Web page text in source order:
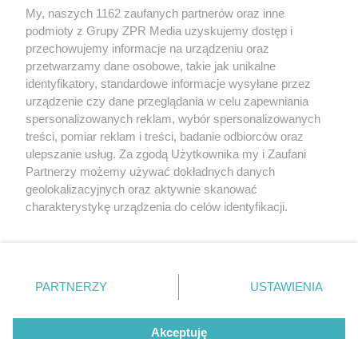
Żaden utwór zamieszczony w serwisie nie może być powielany i
rozpowszechniany lub dalej rozpowszechniany w jakikolwiek sposób
(w tym także elektroniczny lub mechaniczny) na jakimkolwiek polu
eksploatacji w jakiejkolwiek formie, włącznie z umieszczaniem w
Internecie bez pisemnej zgody właściciela praw. Jakiekolwiek użycie
lub wykorzystanie utworów w całości lub w części z naruszeniem
prawa, tzn. bez właściwej zgody, jest zabronione pod groźbą kary i
może być ścigane prawnie.
O nas
My, naszych 1162 zaufanych partnerów oraz inne
podmioty z Grupy ZPR Media uzyskujemy dostęp i
przechowujemy informacje na urządzeniu oraz
przetwarzamy dane osobowe, takie jak unikalne
identyfikatory, standardowe informacje wysyłane przez
urządzenie czy dane przeglądania w celu zapewniania
spersonalizowanych reklam, wybór spersonalizowanych
treści, pomiar reklam i treści, badanie odbiorców oraz
ulepszanie usług. Za zgodą Użytkownika my i Zaufani
Partnerzy możemy używać dokładnych danych
geolokalizacyjnych oraz aktywnie skanować
charakterystykę urządzenia do celów identyfikacji.
zmienić/wycofać klikając przycisk ustawień prywatności
znajdujący się w lewym dolnym rogu strony
rodzaje przetwarzania danych nie wymagają zgody
użytkownika, ale masz prawo sprzeciwić się takiemu
PARTNERZY USTAWIENIA
Akceptuję